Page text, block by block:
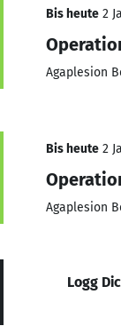
Bis heute 2
Agaplesion
Bis heute 2
Agaplesion
Logg